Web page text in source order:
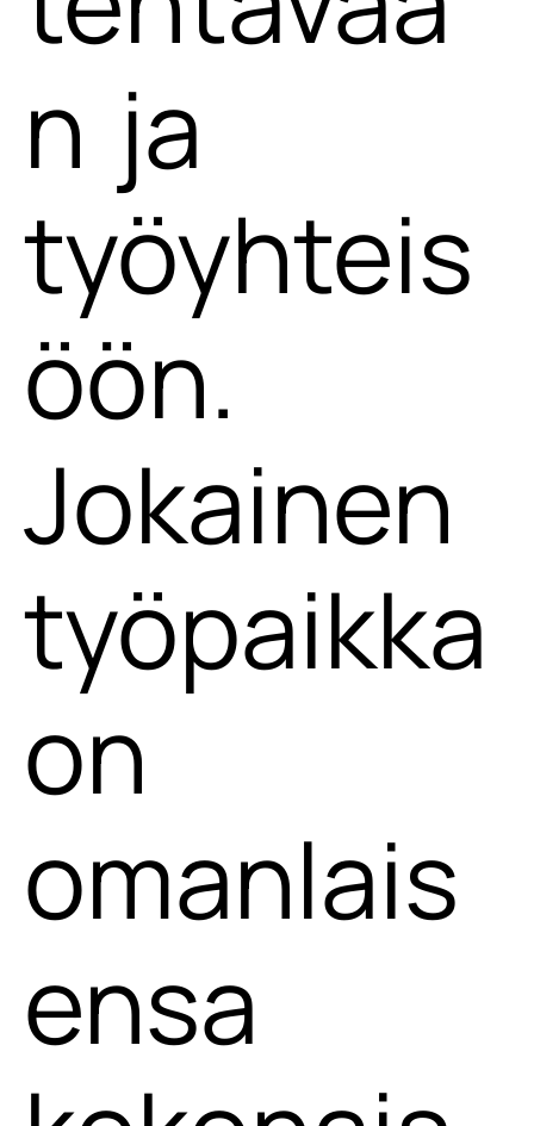
n ja
työyhteis
öön.
Jokainen
työpaikka
on
omanlais
ensa